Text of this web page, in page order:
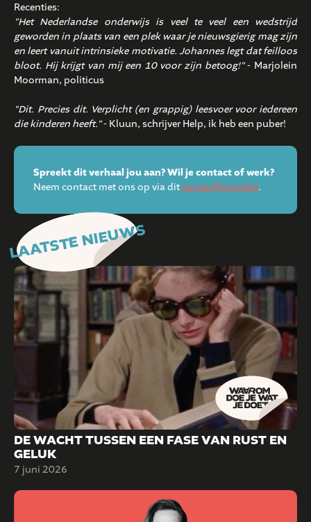
Recenties:
"Het Nederlandse onderwijs is veel te veel een wedstrijd
geworden in plaats van een plek waar je nieuwsgierig mag zijn
en leert vanuit intrinsieke motivatie. Johannes legt dat feilloos
bloot. Hij krijgt van mij een 10 voor zijn betoog!"- Marjolein
Moorman, politicus
"Dit. Precies dit. Verplicht (en grappig) leesvoer voor iedereen
die kinderen heeft."- Kluun, schrijver Help, ik heb een puber!
Spreekt dit verhaal jou aan? Wil je contact of werk?
Neem contact met ons op via ditcontactformulier.
LAATSTE NIEUWS
DE WACHT TUSSEN EEN FASE VAN RUST EN
GELUK
7 juni 2026